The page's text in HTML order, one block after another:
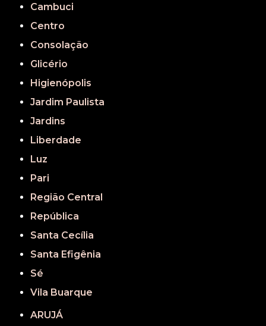
Cambuci
Centro
Consolação
Glicério
Higienópolis
Jardim Paulista
Jardins
Liberdade
Luz
Pari
Região Central
República
Santa Cecília
Santa Efigênia
Sé
Vila Buarque
ARUJÁ